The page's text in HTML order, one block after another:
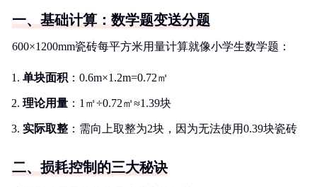
一、基础计算：数学题变送分题
600×1200mm瓷砖每平方米用量计算就像小学生数学题：
单块面积 ：0.6m×1.2m=0.72㎡
理论用量 ：1㎡÷0.72㎡≈1.39块
实际取整 ：需向上取整为2块，因为无法使用0.39块瓷砖
二、损耗控制的三大秘诀